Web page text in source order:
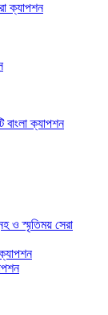
ক্যাপশন
বাংলা ক্যাপশন
ও স্মৃতিময় সেরা